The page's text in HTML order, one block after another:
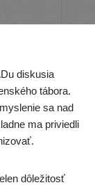
dis­ku­sia
tábo­ra.
sa nad
ma pri­vied­li
dôle­ži­tosť